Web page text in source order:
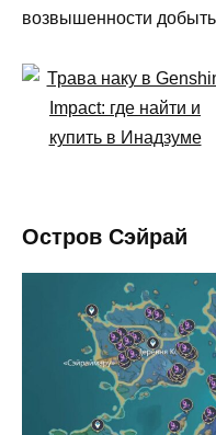
возвышенности
Остров Сэйрай